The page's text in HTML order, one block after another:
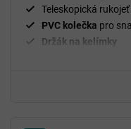
Teleskopická rukojeť
PVC kolečka pro
Držák na kelímky